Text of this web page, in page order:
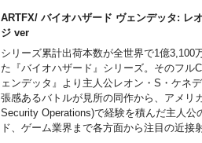
なり、ホラーとしての『バイオハザード
ARTFX/ バイオハザード ヴェンデッタ: レ
ジ ver
シリーズ累計出荷本数が全世界で1億3,100
た『バイオハザード』シリーズ。そのフル
ェンデッタ』より主人公レオン・S・ケネ
張感あるバトルが見所の同作から、アメリ
Security Operations)で経験を積んだ主人公
ド、ゲーム業界まで各方面から注目の近接